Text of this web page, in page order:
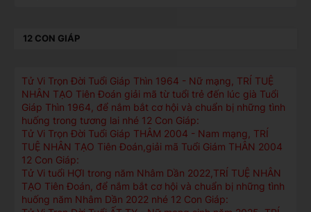
12 CON GIÁP
Tử Vi Trọn Đời Tuổi Giáp Thìn 1964 - Nữ mạng, TRÍ TUỆ
NHÂN TẠO Tiên Đoán giải mã từ tuổi trẻ đến lúc già Tuổi
Giáp Thìn 1964, để nắm bắt cơ hội và chuẩn bị những tình
huống trong tương lai nhé 12 Con Giáp:
Tử Vi Trọn Đời Tuổi Giáp THÂM 2004 - Nam mạng, TRÍ
TUỆ NHÂN TẠO Tiên Đoán,giải mã Tuổi Giám THÂN 2004
12 Con Giáp:
Tử Vi tuổi HỢI trong năm Nhâm Dần 2022,TRÍ TUỆ NHÂN
TẠO Tiên Đoán, để nắm bắt cơ hội và chuẩn bị những tình
huống năm Nhâm Dần 2022 nhé 12 Con Giáp: